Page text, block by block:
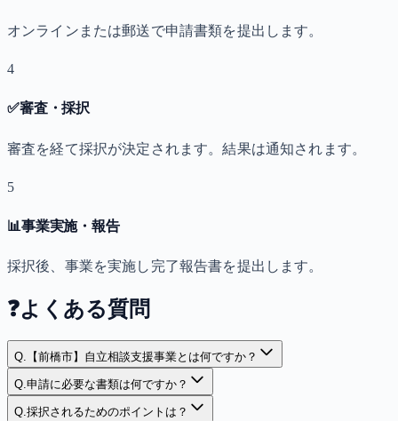
オンラインまたは郵送で申請書類を提出します。
4
✅審査・採択
審査を経て採択が決定されます。結果は通知されます。
5
📊事業実施・報告
採択後、事業を実施し完了報告書を提出します。
❓よくある質問
Q. 【前橋市】自立相談支援事業とは何ですか？
Q.申請に必要な書類は何ですか？
Q.採択されるためのポイントは？